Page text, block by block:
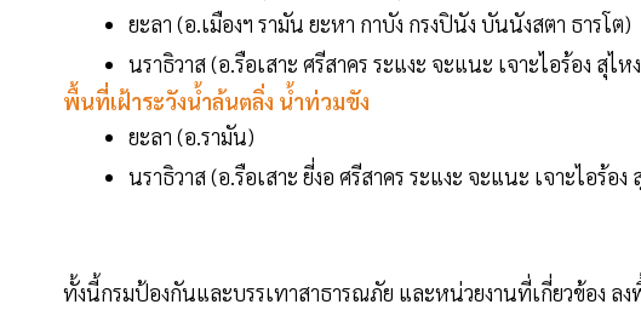
ยะลา (อ.เมืองฯ รามัน ยะหา กาบัง กรงปินัง บันนังสตา ธารโต)
นราธิวาส (อ.รือเสาะ ศรีสาคร ระแงะ จะแนะ เจาะไอร้อง สุไ
พื้นที่เฝ้าระวังน้ำล้นตลิ่ง น้ำท่วมขัง
ยะลา (อ.รามัน)
นราธิวาส (อ.รือเสาะ ยี่งอ ศรีสาคร ระแงะ จะแนะ เจาะไอร้อ
ทั้งนี้กรมป้องกันและบรรเทาสาธารณภัย และหน่วยงานที่เกี่ยวข้อง ล